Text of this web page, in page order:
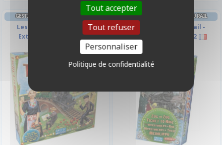
GESTION LES AVENTURIERS DU RAIL
Les Aventuriers Du Rail -
Extension : Pays-Bas
GESTION LES AVENTURIERS DU RAIL
Les Aventuriers Du Rail -
Extension Europe 1912
Tout accepter
Tout refuser
Personnaliser
Politique de confidentialité